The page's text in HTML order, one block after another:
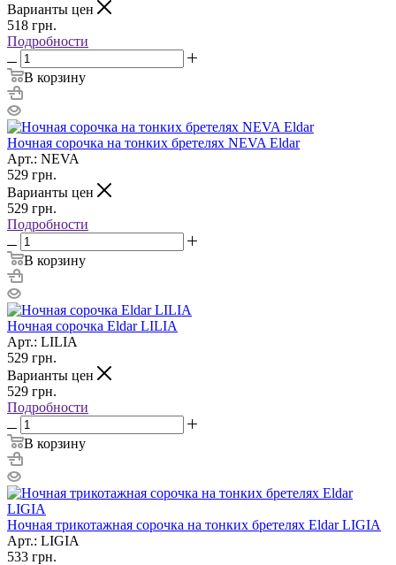
Варианты цен
518 грн.
Подробности
В корзину
Ночная сорочка на тонких бретелях NEVA Eldar
Арт.: NEVA
529 грн.
Варианты цен
529 грн.
Подробности
В корзину
Ночная сорочка Eldar LILIA
Арт.: LILIA
529 грн.
Варианты цен
529 грн.
Подробности
В корзину
Ночная трикотажная сорочка на тонких бретелях Eldar LIGIA
Арт.: LIGIA
533 грн.